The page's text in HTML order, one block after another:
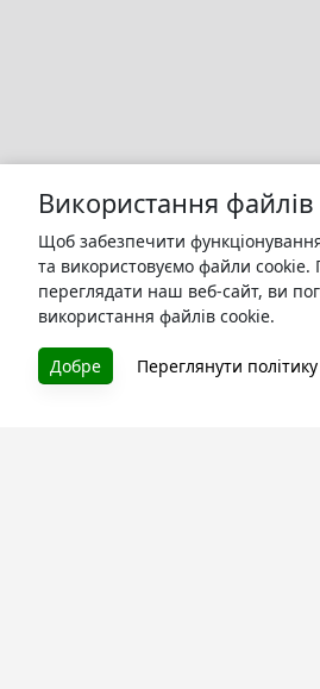
Використання
Щоб забезпечити
та використовуємо файли
переглядати наш веб-сайт, ви
використання файлів cookie.
Добре Переглянути
БУКУРУК
Літературна платформа і